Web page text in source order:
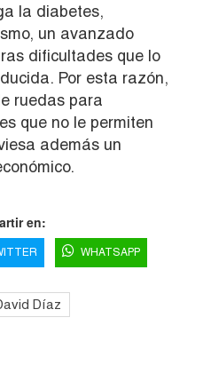
la diabetes,
un avanzado
dificultades que lo
Por esta razón,
ruedas para
que no le permiten
además un
en:
WHATSAPP
Díaz